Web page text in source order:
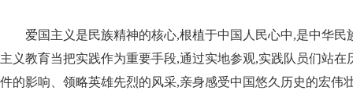
爱国主义是民族精神的核心,根植于中国人民心中,是中华民
主义教育当把实践作为重要手段,通过实地参观,实践队员们站在
件的影响、领略英雄先烈的风采,亲身感受中国悠久历史的宏伟